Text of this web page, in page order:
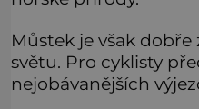
Můstek je však
světu. Pro cyklisty
nejobávanějších